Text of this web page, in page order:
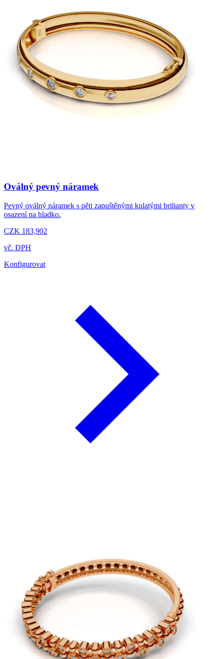
Oválný pevný náramek
Pevný oválný náramek s pěti zapuštěnými kulatými brilianty v
osazení na hladko.
CZK 183,902
vč. DPH
Konfigurovat